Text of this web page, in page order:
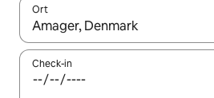
Ort
Wenn Ergebnisse verfügbar sind,
Check-in